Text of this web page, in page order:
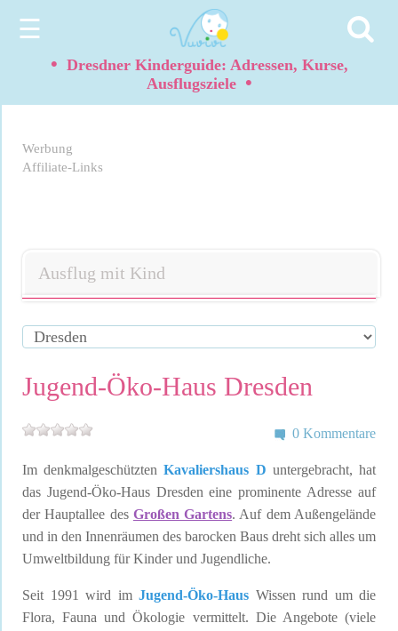
☰
• Dresdner Kinderguide: Adressen, Kurse,
Ausflugsziele •
Werbung
Affiliate-Links
Ausflug mit Kind
Jugend-Öko-Haus Dresden
0 Kommentare
Im denkmalgeschütztenKavaliershaus D untergebracht, hat
das Jugend-Öko-Haus Dresden eine prominente Adresse auf
der Hauptallee des Großen Gartens. Auf dem Außengelände
und in den Innenräumen des barocken Baus dreht sich alles um
Umweltbildung für Kinder und Jugendliche.
Seit 1991 wird im Jugend-Öko-Haus Wissen rund um die
Flora, Fauna und Ökologie vermittelt. Die Angebote (viele